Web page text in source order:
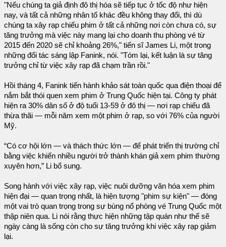
"Nếu chúng ta giả định đô thị hóa sẽ tiếp tục ở tốc độ như hiện
nay, và tất cả những nhân tố khác đều không thay đổi, thì dù
chúng ta xây rạp chiếu phim ở tất cả những nơi còn chưa có, sự
tăng trưởng mà việc này mang lại cho doanh thu phòng vé từ
2015 đến 2020 sẽ chỉ khoảng 26%," tiến sĩ James Li, một trong
những đối tác sáng lập Fanink, nói. "Tóm lại, kết luận là sự tăng
trưởng chỉ từ việc xây rạp đã chạm trần rồi."
Hồi tháng 4, Fanink tiến hành khảo sát toàn quốc qua điện thoại để
nắm bắt thói quen xem phim ở Trung Quốc hiện tại. Công ty phát
hiện ra 30% dân số ở độ tuổi 13-59 ở đô thị — nơi rạp chiếu đã
thừa thãi — mỗi năm xem một phim ở rạp, so với 76% của người
Mỹ.
“Có cơ hội lớn — và thách thức lớn — để phát triển thị trường chỉ
bằng việc khiến nhiều người trở thành khán giả xem phim thường
xuyên hơn,” Li bổ sung.
Song hành với việc xây rạp, việc nuôi dưỡng văn hóa xem phim
hiện đại — quan trọng nhất, là hiện tượng "phim sự kiện" — đóng
một vai trò quan trọng trong sự bùng nổ phòng vé Trung Quốc một
thập niên qua. Li nói rằng thực hiện những tập quán như thế sẽ
ngày càng là sống còn cho sự tăng trưởng khi việc xây rạp giảm
lại.